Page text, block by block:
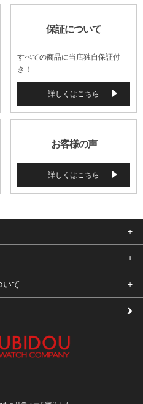
保証について
すべての商品に当店独自保証付
き！
詳しくはこちら
お客様の声
詳しくはこちら
いて